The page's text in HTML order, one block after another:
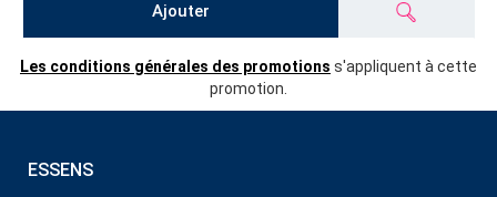
Ajouter
Les conditions générales des promotions s'appliquent à cette
promotion.
ESSENS